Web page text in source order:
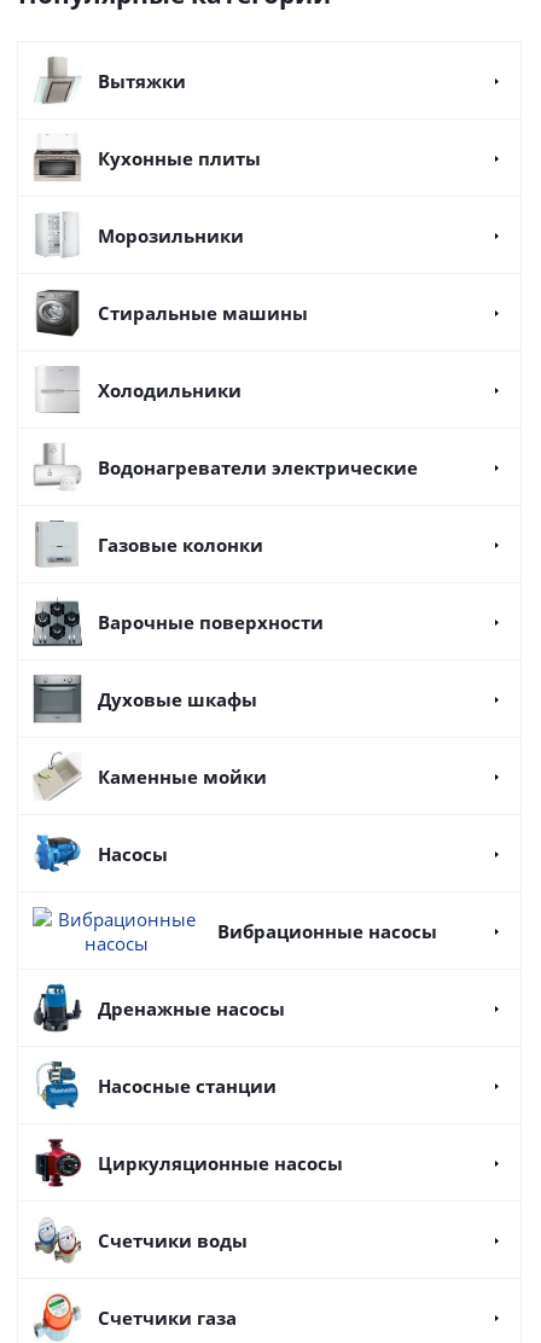
Вытяжки
Кухонные плиты
Морозильники
Стиральные машины
Холодильники
Водонагреватели электрические
Газовые колонки
Варочные поверхности
Духовые шкафы
Каменные мойки
Насосы
Вибрационные насосы
Дренажные насосы
Насосные станции
Циркуляционные насосы
Счетчики воды
Счетчики газа